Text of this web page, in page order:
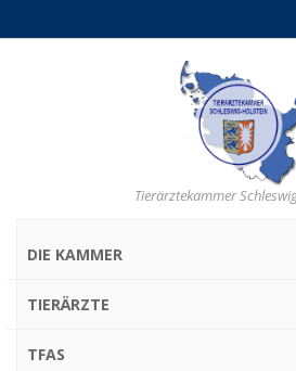
Tierärztekammer
DIE KAMMER
TIERÄRZTE
TFAS